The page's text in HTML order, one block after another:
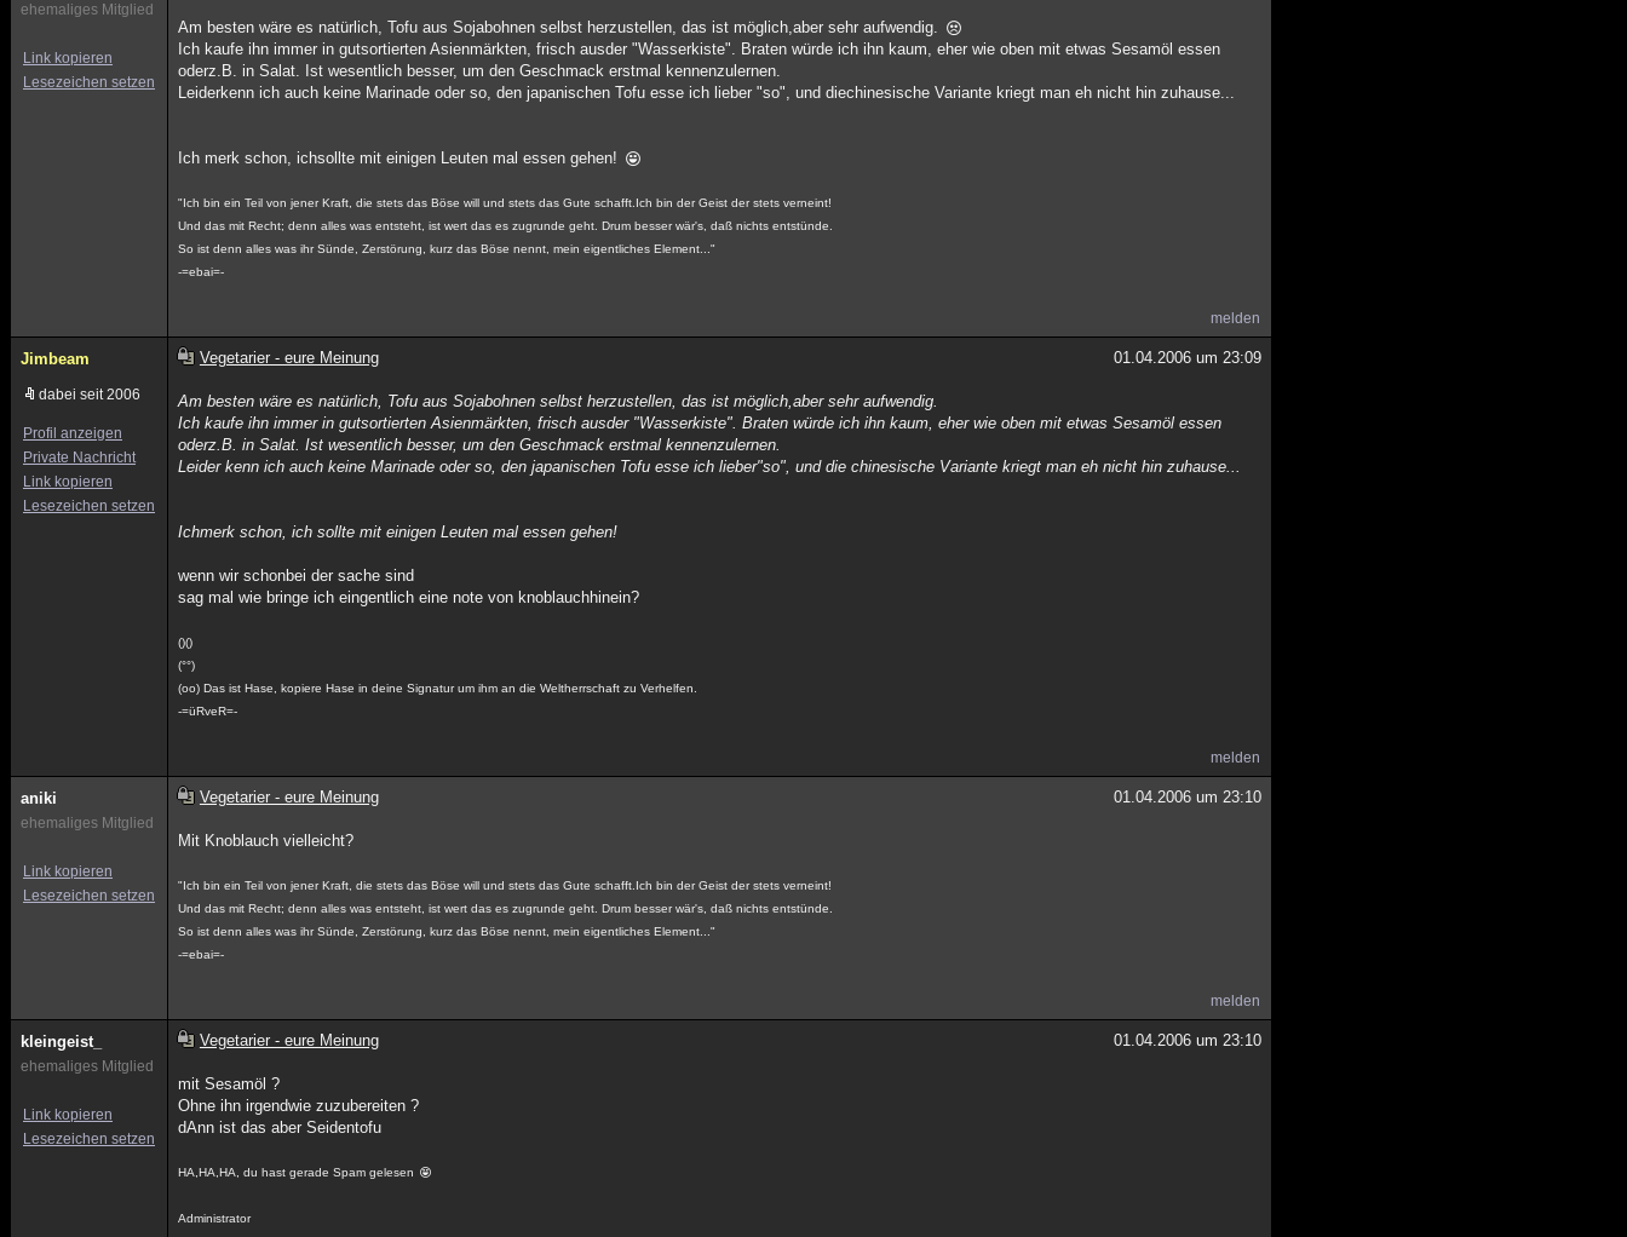
ehemaliges Mitglied
Link kopieren
Lesezeichen setzen
Am besten wäre es natürlich, Tofu aus Sojabohnen selbst herzustellen, das ist möglich,aber sehr aufwendig.
Ich kaufe ihn immer in gutsortierten Asienmärkten, frisch ausder "Wasserkiste". Braten würde ich ihn kaum, eher wie oben mit etwas Sesamöl essen
oderz.B. in Salat. Ist wesentlich besser, um den Geschmack erstmal kennenzulernen.
Leiderkenn ich auch keine Marinade oder so, den japanischen Tofu esse ich lieber "so", und diechinesische Variante kriegt man eh nicht hin zuhause...
Ich merk schon, ichsollte mit einigen Leuten mal essen gehen!
"Ich bin ein Teil von jener Kraft, die stets das Böse will und stets das Gute schafft.Ich bin der Geist der stets verneint!
Und das mit Recht; denn alles was entsteht, ist wert das es zugrunde geht. Drum besser wär's, daß nichts entstünde.
So ist denn alles was ihr Sünde, Zerstörung, kurz das Böse nennt, mein eigentliches Element..."
-=ebai=-
melden
Jimbeam
dabei seit 2006
Profil anzeigen
Private Nachricht
Link kopieren
Lesezeichen setzen
Vegetarier - eure Meinung 01.04.2006 um 23:09
Am besten wäre es natürlich, Tofu aus Sojabohnen selbst herzustellen, das ist möglich,aber sehr aufwendig.
Ich kaufe ihn immer in gutsortierten Asienmärkten, frisch ausder "Wasserkiste". Braten würde ich ihn kaum, eher wie oben mit etwas Sesamöl essen
oderz.B. in Salat. Ist wesentlich besser, um den Geschmack erstmal kennenzulernen.
Leider kenn ich auch keine Marinade oder so, den japanischen Tofu esse ich lieber"so", und die chinesische Variante kriegt man eh nicht hin zuhause...
Ichmerk schon, ich sollte mit einigen Leuten mal essen gehen!
wenn wir schonbei der sache sind
sag mal wie bringe ich eingentlich eine note von knoblauchhinein?
()()
(°°)
(oo) Das ist Hase, kopiere Hase in deine Signatur um ihm an die Weltherrschaft zu Verhelfen.
-=üRveR=-
melden
aniki
ehemaliges Mitglied
Link kopieren
Lesezeichen setzen
Vegetarier - eure Meinung 01.04.2006 um 23:10
Mit Knoblauch vielleicht?
"Ich bin ein Teil von jener Kraft, die stets das Böse will und stets das Gute schafft.Ich bin der Geist der stets verneint!
Und das mit Recht; denn alles was entsteht, ist wert das es zugrunde geht. Drum besser wär's, daß nichts entstünde.
So ist denn alles was ihr Sünde, Zerstörung, kurz das Böse nennt, mein eigentliches Element..."
-=ebai=-
melden
kleingeist_
ehemaliges Mitglied
Link kopieren
Lesezeichen setzen
Vegetarier - eure Meinung 01.04.2006 um 23:10
mit Sesamöl ?
Ohne ihn irgendwie zuzubereiten ?
dAnn ist das aber Seidentofu
HA,HA,HA, du hast gerade Spam gelesen
Administrator